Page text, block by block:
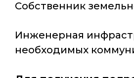
Собственник
Инженерная
необходимых